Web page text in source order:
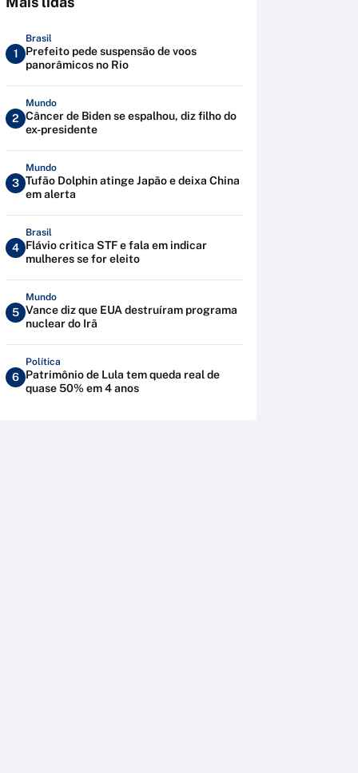
1
Brasil
Prefeito pede suspensão de voos
panorâmicos no Rio
2
Mundo
Câncer de Biden se espalhou, diz filho do
ex-presidente
3
Mundo
Tufão Dolphin atinge Japão e deixa China
em alerta
4
Brasil
Flávio critica STF e fala em indicar
mulheres se for eleito
5
Mundo
Vance diz que EUA destruíram programa
nuclear do Irã
6
Política
Patrimônio de Lula tem queda real de
quase 50% em 4 anos